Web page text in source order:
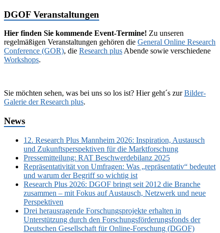
DGOF Veranstaltungen
Hier finden Sie kommende Event-Termine! Zu unseren
regelmäßigen Veranstaltungen gehören die General Online Research
Conference (GOR), die Research plus Abende sowie verschiedene
Workshops.
Sie möchten sehen, was bei uns so los ist? Hier geht´s zurBilder-
Galerie der Research plus.
News
12. Research Plus Mannheim 2026: Inspiration, Austausch
und Zukunftsperspektiven für die Marktforschung
Pressemitteilung: RAT Beschwerdebilanz 2025
Repräsentativität von Umfragen: Was „repräsentativ“ bedeutet
und warum der Begriff so wichtig ist
Research Plus 2026: DGOF bringt seit 2012 die Branche
zusammen – mit Fokus auf Austausch, Netzwerk und neue
Perspektiven
Drei herausragende Forschungsprojekte erhalten in
Unterstützung durch den Forschungsförderungsfonds der
Deutschen Gesellschaft für Online-Forschung (DGOF)